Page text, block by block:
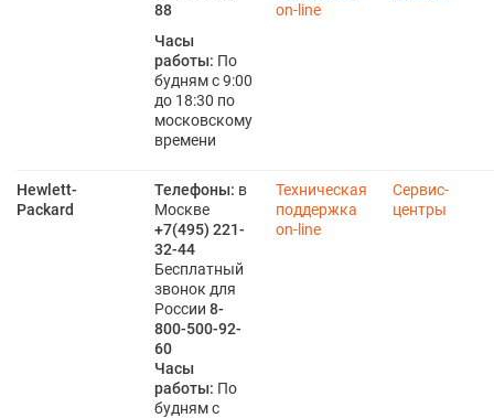
88
Часы
работы: По
будням с 9:00
до 18:30 по
московскому
времени
on-line
Hewlett-
Packard
Телефоны: в
Москве
+7(495) 221-
32-44
Бесплатный
звонок для
России 8-
800-500-92-
60
Часы
работы: По
будням с
Техническая
поддержка
on-line
Сервис-
центры